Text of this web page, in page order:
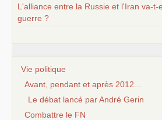
L'alliance entre la Russie et l'Iran va-t-
guerre ?
Vie politique
Avant, pendant et après 2012...
Le débat lancé par André Gerin
Combattre le FN